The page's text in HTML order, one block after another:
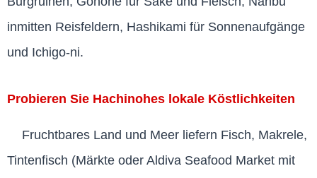
inmitten Reisfeldern, Hashikami für Sonnenaufgänge
und Ichigo-ni.
Probieren Sie Hachinohes lokale Köstlichkeiten
Fruchtbares Land und Meer liefern Fisch, Makrele,
Tintenfisch (Märkte oder Aldiva Seafood Market mit